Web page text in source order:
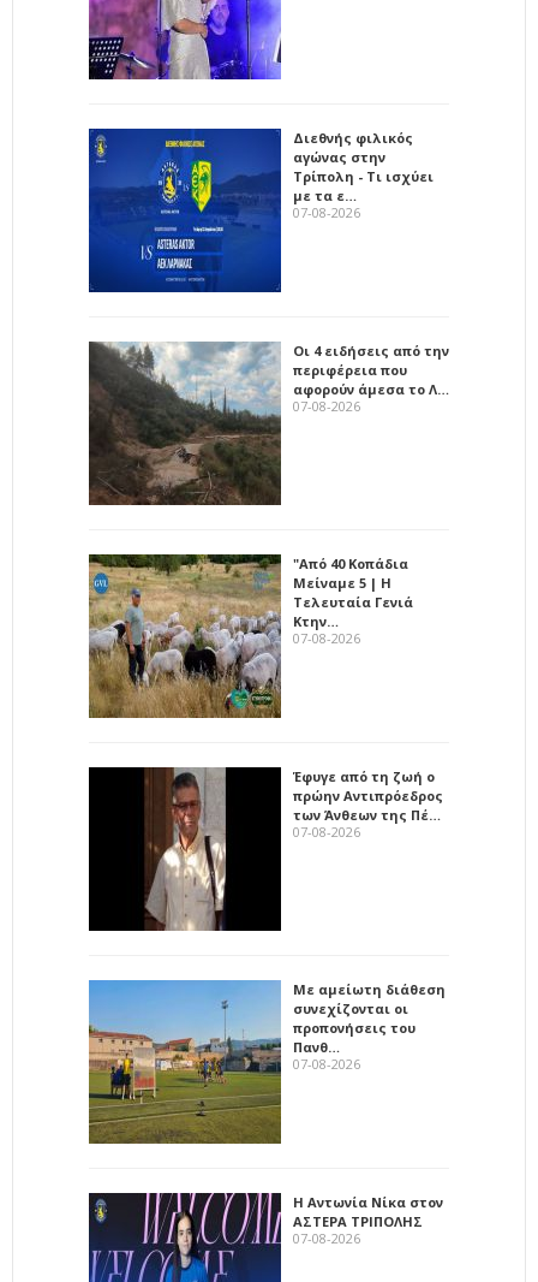
Διεθνής φιλικός
αγώνας στην
Τρίπολη - Τι ισχύει
με τα ε…
07-08-2026
Οι 4 ειδήσεις από την
περιφέρεια που
αφορούν άμεσα το Λ…
07-08-2026
"Από 40 Κοπάδια
Μείναμε 5 | Η
Τελευταία Γενιά
Κτην…
07-08-2026
Έφυγε από τη ζωή ο
πρώην Αντιπρόεδρος
των Άνθεων της Πέ…
07-08-2026
Με αμείωτη διάθεση
συνεχίζονται οι
προπονήσεις του
Πανθ…
07-08-2026
Η Αντωνία Νίκα στον
ΑΣΤΕΡΑ ΤΡΙΠΟΛΗΣ
07-08-2026